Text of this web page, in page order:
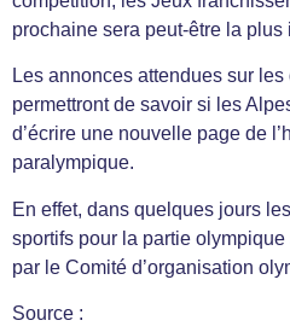
prochaine sera peut-être la plus
Les annonces attendues sur
permettront de savoir si les
d’écrire une nouvelle page de
paralympique.
En effet, dans quelques jours
sportifs pour la partie
par le Comité d’organisation
Source :